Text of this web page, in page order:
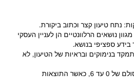
נושאים הרלוונטיים הן לעניין העסקי
בידע ספציפי בנושא.
בנימוקים ובראיות של הטיעון, לא
• ניקוד מתוקנן: מדורג בסולם של 0 עד 6, כאשר התוצאות